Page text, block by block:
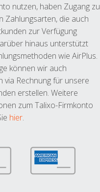
nutzen, haben Zugang zu
Zahlungsarten, die auch
zur Verfügung
hinaus unterstützt
wie AirPlus.
können wir auch
via Rechnung für unsere
erstellen. Weitere
zum Talixo-Firmkonto
hier.